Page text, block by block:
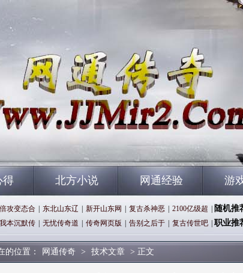
得 北方小说 网通经验 游
倍攻变态合 东北山东辽 新开山东网 复古杀神恶 2100亿级超 随机推
我本沉默传 无忧传奇道 传奇网页版 告别之后于 复古传世吧 职业推
的位置： 网通传奇 > 技术文章 > 正文